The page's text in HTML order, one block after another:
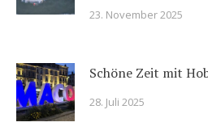
23. November 2025
Schöne Zeit mit
28. Juli 2025